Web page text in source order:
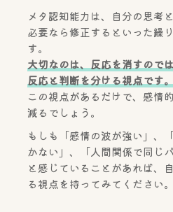
メタ認知能力は、自分の思考
必要なら修正するといった繰
す。
大切なのは、反応を消すので
反応と判断を分ける視点です。
この視点があるだけで、感情
減るでしょう。
もしも「感情の波が強い」、
かない」、「人間関係で同じ
と感じていることがあれば、
る視点を持ってみてください。